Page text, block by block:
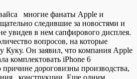
многие фанаты Apple и
следившие за новостями и
увидев в нем сапфирового дисплея.
вопросов, на которые
Куку. Он заявил, что компания Apple
комплектовать iPhone 6
дороговизны производства,
конструкции. Еще одним